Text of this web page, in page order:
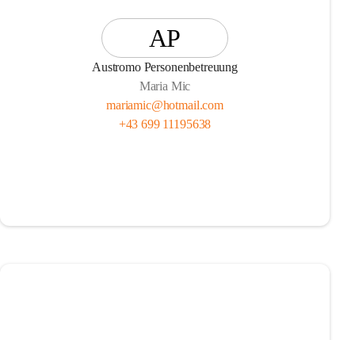
AP
Austromo Personenbetreuung
Maria Mic
mariamic@hotmail.com
+43 699 11195638